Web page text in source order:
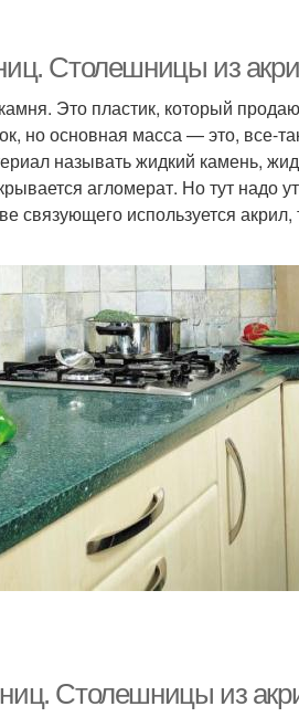
Столешницы из
Это пластик, который
но основная масса — это, все-
называть жидкий камень,
агломерат. Но тут надо
используется акрил,
Столешницы из